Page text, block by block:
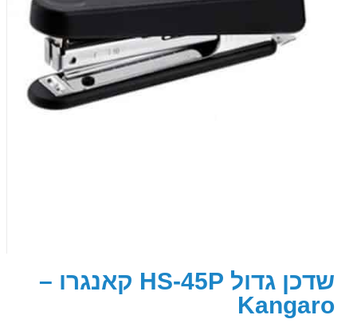
שדכן גדול HS-45P קאנגרו –
Kangaro